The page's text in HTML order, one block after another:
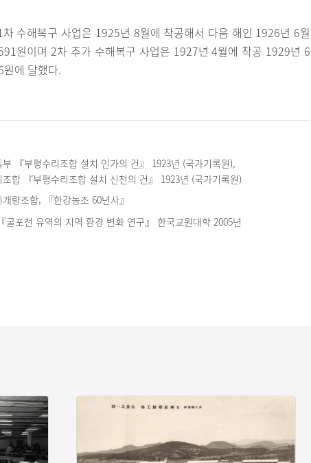
수해복구 사업은 1925년 8월에 착공해서 다음 해인 1926년 6월
원이며 2차 추가 수해복구 사업은 1927년 4월에 착공 1929년 6
에 달했다.
『부평수리조합 설치 인가의 건』 1923년 (국가기록원),
합 『부평수리조합 설치 신천의 건』 1923년 (국가기록원)
량조합, 『한강농조 60년사』
굴포천 유역의 지역 환경 변화 연구』 한국교원대학 2005년